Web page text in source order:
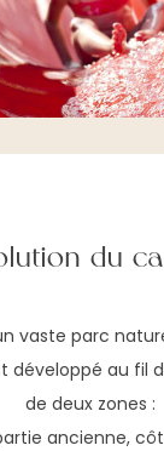
du
vaste parc
développé au fil
de deux zones :
ancienne,